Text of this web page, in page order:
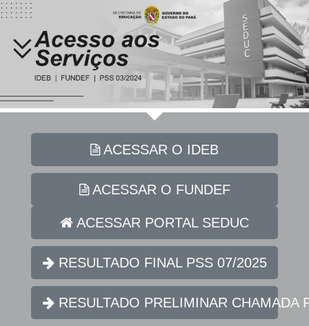
ACESSAR O IDEB
ACESSAR O FUNDEF
ACESSAR PORTAL SEDUC
RESULTADO FINAL PSS 07/2025
RESULTADO PRELIMINAR CHAMADA